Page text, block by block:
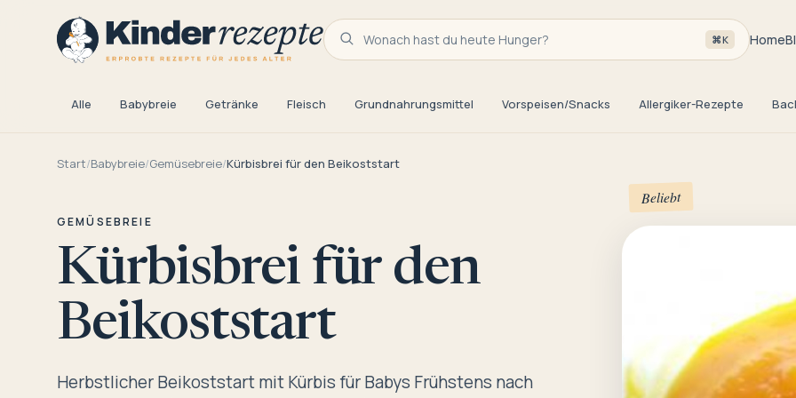
Wonach hast du heute Hunger? ⌘K Home
Alle Babybreie Getränke Fleisch Grundnahrungsmittel Vorspeisen/Snacks Allergiker-Rezepte
Start/Babybreie/Gemüsebreie/Kürbisbrei für den Beikoststart
GEMÜSEBREIE
Kürbisbrei für den
Beikoststart
Herbstlicher Beikoststart mit Kürbis für Babys Frühstens nach
Beliebt